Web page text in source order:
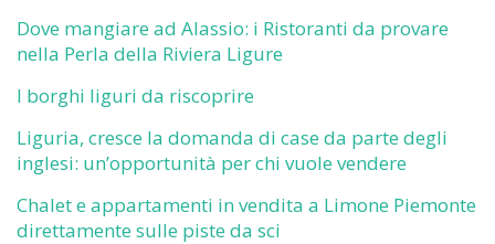
Dove mangiare ad Alassio: i Ristoranti da provare
nella Perla della Riviera Ligure
I borghi liguri da riscoprire
Liguria, cresce la domanda di case da parte degli
inglesi: un’opportunità per chi vuole vendere
Chalet e appartamenti in vendita a Limone Piemonte
direttamente sulle piste da sci